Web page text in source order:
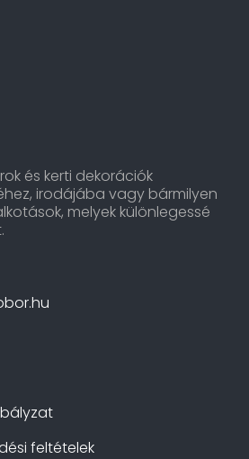
és kerti dekorációk
irodájába vagy bármilyen
melyek különlegessé
feltételek